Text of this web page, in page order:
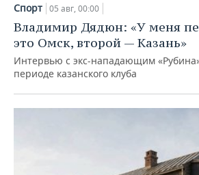
Спорт 05 авг, 00:00
Владимир Дядюн: «У меня
это Омск, второй — Казань»
Интервью с экс-нападающим
периоде казанского клуба